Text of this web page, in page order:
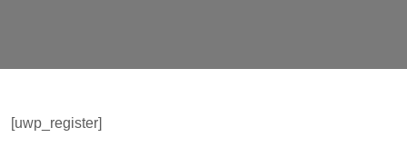
[uwp_register]